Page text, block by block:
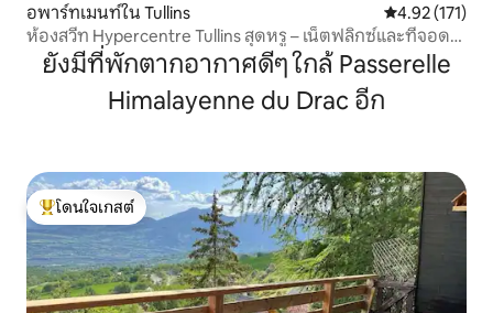
อพาร์ทเมนท์ใน Tullins คะแนนเฉลี่ย
4.92 (171)
ห้องสวีท Hypercentre Tullins สุดหรู – เน็ตฟลิกซ์และที่จอด
รถยังมีที่พักตากอากาศดีๆ ใกล้ Passerelle
Himalayenne du Drac อีก
โดนใจเกสต์ที่สุด
โดนใจเกสต์